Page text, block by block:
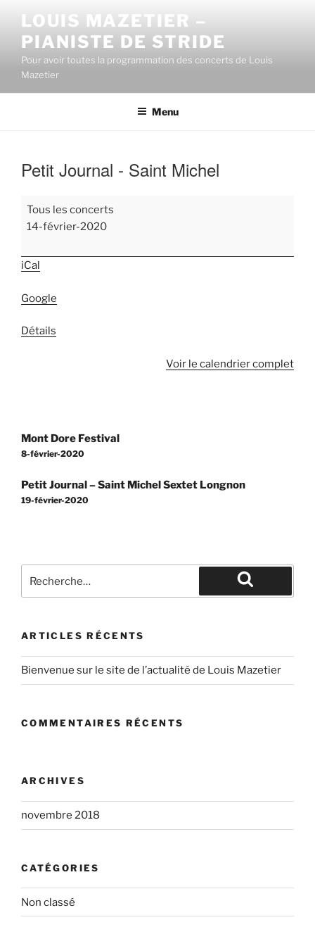
contenu
principal
LOUIS MAZETIER –
PIANISTE DE STRIDE
Pour avoir toutes la programmation des concerts de Louis
Mazetier
Menu
Petit Journal - Saint Michel
Petit
Journal
Saint
Michel
Tous les concerts
14-février-2020
iCal
Google
Détails
Voir le calendrier complet
Navigation
de
Mont Dore Festival
8-février-2020
Petit Journal – Saint Michel Sextet Longnon
19-février-2020
pour
Recherche
ARTICLES RÉCENTS
Bienvenue sur le site de l’actualité de Louis Mazetier
COMMENTAIRES RÉCENTS
ARCHIVES
novembre 2018
CATÉGORIES
Non classé